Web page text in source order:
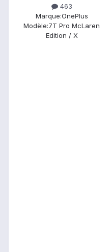
463
Marque:OnePlus
Modèle:7T Pro McLaren
Edition / X